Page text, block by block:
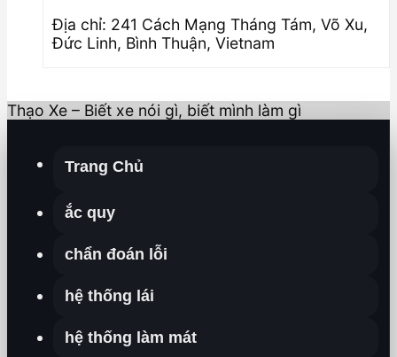
Địa chỉ: 241 Cách Mạng Tháng Tám, Võ Xu,
Đức Linh, Bình Thuận, Vietnam
Thạo Xe – Biết xe nói gì, biết mình làm gì
Trang Chủ
ắc quy
chẩn đoán lỗi
hệ thống lái
hệ thống làm mát